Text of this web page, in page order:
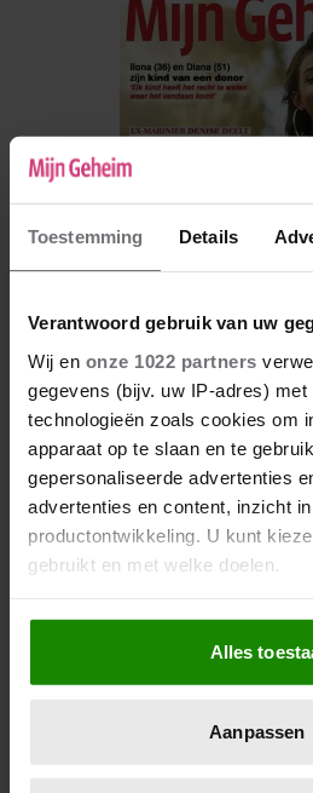
Toestemming Details
Verantwoord gebruik van uw
Wij en onze 1022 partners
gegevens (bijv. uw IP-adres) met
technologieën zoals cookies om
apparaat op te slaan en te
gepersonaliseerde advertenties
advertenties en content, inzicht
productontwikkeling. U kunt
gebruikt en met welke doelen.
Als u het toestaat, willen we ook
Informatie verzamelen over
die tot een paar meter
op specifieke eigenschappen
Alles
Aanpassen
De nieuwe Mijn Geheim
Digitaal
Los